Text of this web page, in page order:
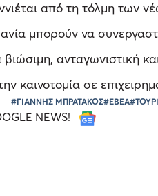
από τη τόλμη των
μπορούν να
ανταγωνιστική
καινοτομία σε
#ΓΙΑΝΝΗΣ ΜΠΡΑΤΑΚΟΣ#ΕΒΕΑ
NEWS!